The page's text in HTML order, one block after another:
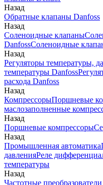
Назад
Обратные клапаны Danfoss
Назад
Соленоидные клапаны
DanfossСоленоидные
Назад
Регуляторы температуры,
температуры Danfoss
расхода Danfoss
Назад
КомпрессорыПоршневые
маслозаполненные
Назад
Поршневые компрессоры
Назад
Промышленная автоматика
давленияРеле
температуры
Назад
Частотные